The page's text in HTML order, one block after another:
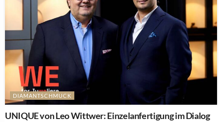
DIAMANTSCHMUCK
UNIQUE von Leo Wittwer: Einzelanfertigung im Dialog